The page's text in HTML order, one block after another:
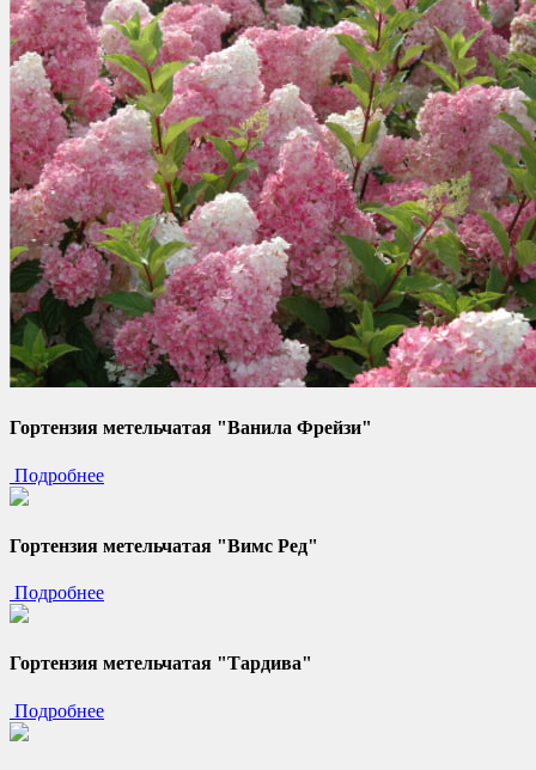
Гортензия метельчатая "Ванила Фрейзи"
Подробнее
Гортензия метельчатая "Вимс Ред"
Подробнее
Гортензия метельчатая "Тардива"
Подробнее